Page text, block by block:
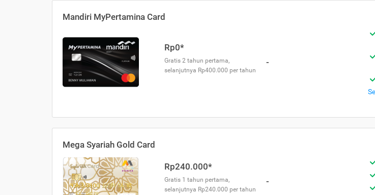
Mandiri MyPertamina Card
Rp0*
Gratis 2 tahun pertama,
selanjutnya Rp400.000 per tahun
-
Mega Syariah Gold Card
Rp240.000*
Gratis 1 tahun pertama,
selanjutnya Rp240.000 per tahun
-